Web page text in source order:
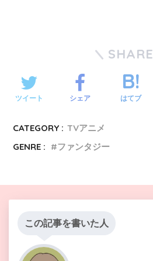
SHARE
ツイート シェア はてブ
CATEGORY : TVアニメ
GENRE :
ファンタジー
この記事を書いた人